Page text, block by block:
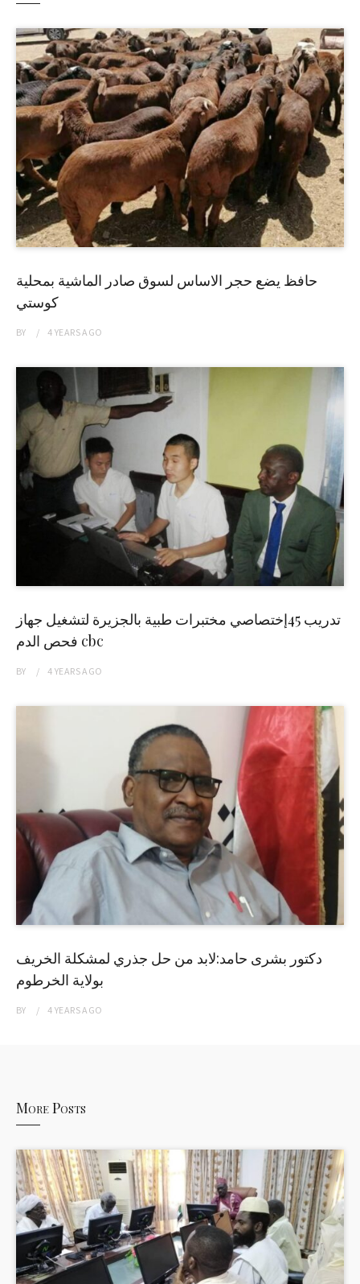
حافظ يضع حجر الاساس لسوق صادر الماشية بمحلية
كوستي
BY 4 YEARSAGO
تدريب 45إختصاصي مختبرات طبية بالجزيرة لتشغيل جهاز
فحص الدم cbc
BY 4 YEARSAGO
دكتور بشرى حامد:لابد من حل جذري لمشكلة الخريف
بولاية الخرطوم
BY 4 YEARSAGO
More Posts